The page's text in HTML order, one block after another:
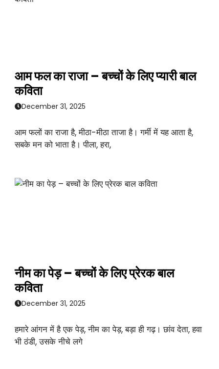
आम फल का राजा – बच्चों के लिए प्यारी बाल
कविता
December 31, 2025
आम फलों का राजा है, मीठा-मीठा ताजा है। गर्मी में यह आता है,
सबके मन को भाता है। पीला, हरा,
नीम का पेड़ – बच्चों के लिए प्रेरक बाल
कविता
December 31, 2025
हमारे आंगन में है एक पेड़, नीम का पेड़, बड़ा ही गढ़। छांव देता, हवा
भी ठंडी, उसके नीचे लगे